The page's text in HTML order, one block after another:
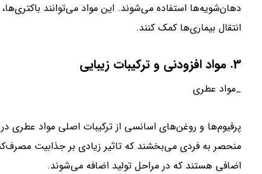
دهان‌شویه‌ها استفاده می‌شوند. این مواد می‌توانند
انتقال بیماری‌ها کمک کنند.
3. مواد افزودنی و ترکیبات زیبایی
_مواد عطری
پرفیوم‌ها و روغن‌های اسانسی از ترکیبات اصلی مواد
منحصر به فردی می‌بخشند که تاثیر زیادی بر جذابیت
اضافی هستند که در مراحل تولید اضافه می‌شوند.